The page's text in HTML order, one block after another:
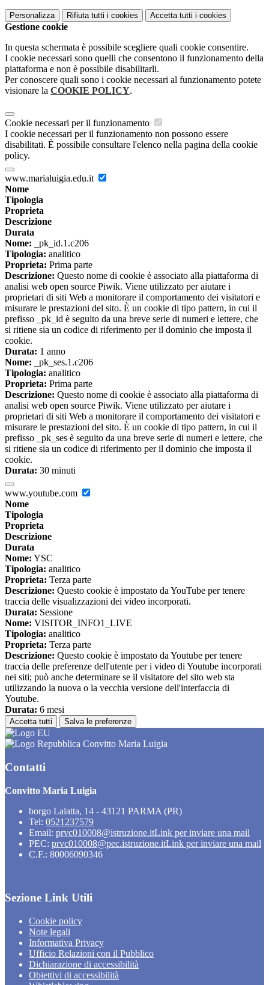
Personalizza Rifiuta tutti i cookies Accetta tutti i cookies
Gestione cookie
In questa schermata è possibile scegliere quali cookie consentire.
I cookie necessari sono quelli che consentono il funzionamento della
piattaforma e non è possibile disabilitarli.
Per conoscere quali sono i cookie necessari al funzionamento potete
visionare la COOKIE POLICY.
Cookie necessari per il funzionamento
I cookie necessari per il funzionamento non possono essere
disabilitati. È possibile consultare l'elenco nella pagina della cookie
policy.
www.marialuigia.edu.it
Nome
Tipologia
Proprieta
Descrizione
Durata
Nome: _pk_id.1.c206
Tipologia: analitico
Proprieta: Prima parte
Descrizione: Questo nome di cookie è associato alla piattaforma di
analisi web open source Piwik. Viene utilizzato per aiutare i
proprietari di siti Web a monitorare il comportamento dei visitatori e
misurare le prestazioni del sito. È un cookie di tipo pattern, in cui il
prefisso _pk_id è seguito da una breve serie di numeri e lettere, che
si ritiene sia un codice di riferimento per il dominio che imposta il
cookie.
Durata: 1 anno
Nome: _pk_ses.1.c206
Tipologia: analitico
Proprieta: Prima parte
Descrizione: Questo nome di cookie è associato alla piattaforma di
analisi web open source Piwik. Viene utilizzato per aiutare i
proprietari di siti Web a monitorare il comportamento dei visitatori e
misurare le prestazioni del sito. È un cookie di tipo pattern, in cui il
prefisso _pk_ses è seguito da una breve serie di numeri e lettere, che
si ritiene sia un codice di riferimento per il dominio che imposta il
cookie.
Durata: 30 minuti
www.youtube.com
Nome
Tipologia
Proprieta
Descrizione
Durata
Nome: YSC
Tipologia: analitico
Proprieta: Terza parte
Descrizione: Questo cookie è impostato da YouTube per tenere
traccia delle visualizzazioni dei video incorporati.
Durata: Sessione
Nome: VISITOR_INFO1_LIVE
Tipologia: analitico
Proprieta: Terza parte
Descrizione: Questo cookie è impostato da Youtube per tenere
traccia delle preferenze dell'utente per i video di Youtube incorporati
nei siti; può anche determinare se il visitatore del sito web sta
utilizzando la nuova o la vecchia versione dell'interfaccia di
Youtube.
Durata: 6 mesi
Accetta tutti Salva le preferenze
Convitto Maria Luigia
Contatti
Convitto Maria Luigia
borgo Lalatta, 14 - 43121 PARMA (PR)
Tel: 0521237579
Email: prvc010008@istruzione.itLink per inviare una mail
PEC: prvc010008@pec.istruzione.itLink per inviare una mail
C.F.: 80006090346
Sezione Link Utili
Cookie policy
Note legali
Informativa Privacy
Ufficio Relazioni con il Pubblico
Dichiarazione di accessibilità
Obiettivi di accessibilità